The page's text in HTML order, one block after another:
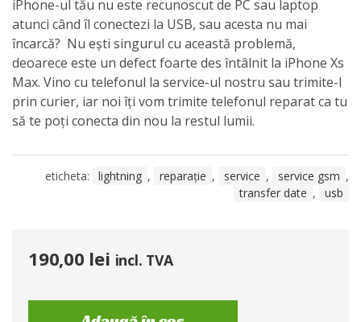
iPhone-ul tău nu este recunoscut de PC sau laptop
atunci când îl conectezi la USB, sau acesta nu mai
încarcă? Nu ești singurul cu această problemă,
deoarece este un defect foarte des întâlnit la iPhone Xs
Max. Vino cu telefonul la service-ul nostru sau trimite-l
prin curier, iar noi îți vom trimite telefonul reparat ca tu
să te poți conecta din nou la restul lumii.
eticheta: lightning , reparație , service , service gsm ,
transfer date , usb
190,00 lei incl. TVA